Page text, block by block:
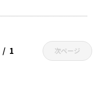
1 次ページ